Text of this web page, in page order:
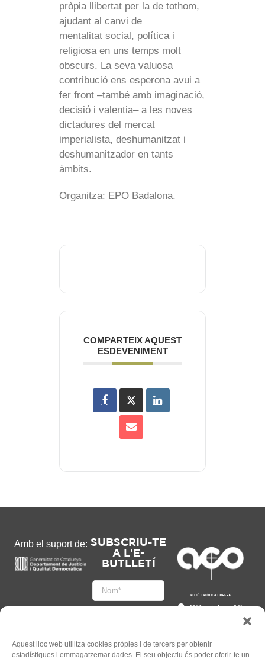
Aquest lloc web utilitza cookies pròpies i de tercers per obtenir
estadístiques i emmagatzemar dades. El seu objectiu és poder oferir-te un
pròpia llibertat per la de tothom,
ajudant al canvi de
mentalitat social, política i
religiosa en uns temps molt
obscurs. La seva valuosa
contribució ens esperona avui a
fer front –també amb imaginació,
decisió i valentia– a les noves
dictadures del mercat
imperialista, deshumanitzat i
deshumanitzador en tants
àmbits.
Organitza: EPO Badalona.
COMPARTEIX AQUEST
ESDEVENIMENT
Amb el suport de: SUBSCRIU-TE
A L'E-
BUTLLETÍ
C/Tapioles, 10
93 505 86 86